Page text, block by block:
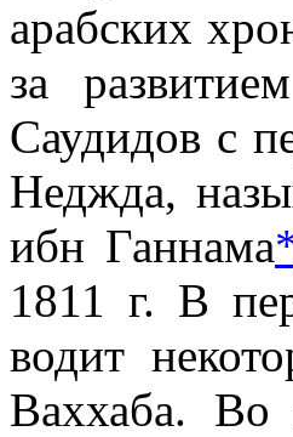
арабских
за
Саудидов с
Неджда,
ибн Ганнама
1811 г. В
водит
Ваххаба. Во